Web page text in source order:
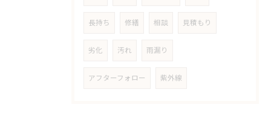
長持ち 修繕 相談 見積もり
劣化 汚れ 雨漏り
アフターフォロー 紫外線